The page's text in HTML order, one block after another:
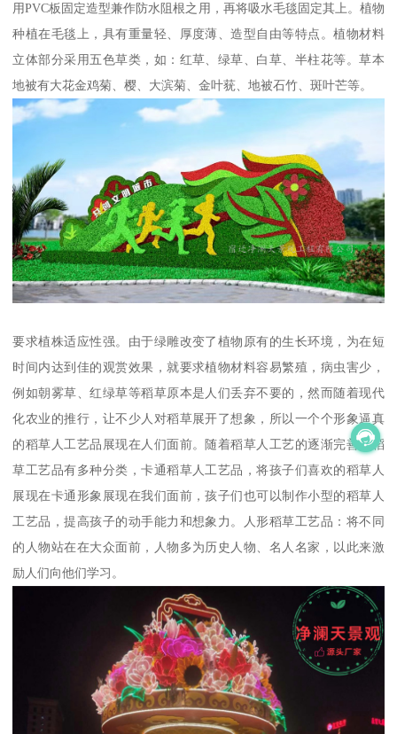
用PVC板固定造型兼作防水阻根之用，再将吸水毛毯固定其上。植物
种植在毛毯上，具有重量轻、厚度薄、造型自由等特点。植物材料
立体部分采用五色草类，如：红草、绿草、白草、半柱花等。草本
地被有大花金鸡菊、樱、大滨菊、金叶莸、地被石竹、斑叶芒等。
要求植株适应性强。由于绿雕改变了植物原有的生长环境，为在短
时间内达到佳的观赏效果，就要求植物材料容易繁殖，病虫害少，
例如朝雾草、红绿草等稻草原本是人们丢弃不要的，然而随着现代
化农业的推行，让不少人对稻草展开了想象，所以一个个形象逼真
的稻草人工艺品展现在人们面前。随着稻草人工艺的逐渐完善，稻
草工艺品有多种分类，卡通稻草人工艺品，将孩子们喜欢的稻草人
展现在卡通形象展现在我们面前，孩子们也可以制作小型的稻草人
工艺品，提高孩子的动手能力和想象力。人形稻草工艺品：将不同
的人物站在在大众面前，人物多为历史人物、名人名家，以此来激
励人们向他们学习。